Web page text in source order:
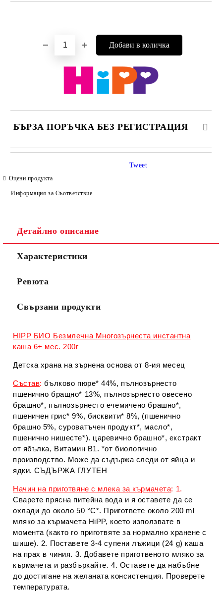
БЪРЗА ПОРЪЧКА БЕЗ РЕГИСТРАЦИЯ
САМО ПОПЪЛНЕТЕ 4 ПОЛЕТА
Съгласен съм сПолитиката за лични данни
Ние ще се свържем с вас в рамките на работния ден.
Оцени продукта
Информация за Съответствие
Tweet
Детайлно описание
Характеристики
Ревюта
Свързани продукти
HIPP БИО Безмлечна Многозърнеста инстантна
каша 6+ мес. 200г
Детска храна на зърнена основа от 8-ия месец
Състав: бълково пюре* 44%, пълнозърнесто
пшенично бращно* 13%, пълнозърнесто овесено
брашно*, пълнозърнесто ечемичено брашно*,
пшеничен грис* 9%, бисквити* 8%, (пшенично
брашно 5%, суроватъчен продукт*, масло*,
пшенично нишесте*). царевично брашно*, екстракт
от ябълка, Витамин В1. *от биологично
производство. Може да съдържа следи от яйца и
ядки. СЪДЪРЖА ГЛУТЕН
Начин на приготвянe с млека за кърмачета: 1.
Сварете прясна питейна вода и я оставете да се
охлади до около 50 °С*. Пригответе около 200 ml
мляко за кърмачета HiPP, което използвате в
момента (както го приготвяте за нормално хранене с
шише). 2. Поставете 3-4 супени лъжици (24 g) каша
на прах в чиния. 3. Добавете приготвеното мляко за
кърмачета и разбъркайте. 4. Оставете да набъбне
до достигане на желаната консистенция. Проверете
температурата.